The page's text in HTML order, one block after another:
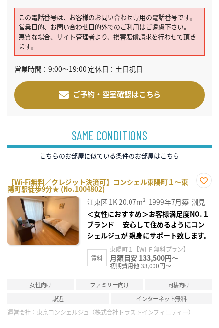
この電話番号は、お客様のお問い合わせ専用の電話番号です。
営業目的、お問い合わせ目的外でのご利用はご遠慮下さい。
悪質な場合、サイト管理者より、損害賠償請求を行わせて頂き
ます。
営業時間：9:00～19:00 定休日：土日祝日
ご予約・空室確認はこちら
SAME CONDITIONS
こちらのお部屋に似ている条件のお部屋はこちら
【Wi-Fi無料／クレジット決済可】コンシェル東陽町１～東
陽町駅徒歩9分★ (No.1004802)
に入
り登
録
江東区 1K20.07m² 1999年7月築 潮見
＜女性におすすめ＞お客様満足度NO.１
ブランド 安心して住めるようにコン
シェルジュが 親身にサポート致します。
賃料
東陽町１【WI-FI無料プラン】
月額目安 133,500円～
初期費用他 33,000円～
女性向け ファミリー向け
同棲向け
駅近
インターネット無料
運営会社： 東京コンシェルジュ（株式会社トラストインフィニティー）